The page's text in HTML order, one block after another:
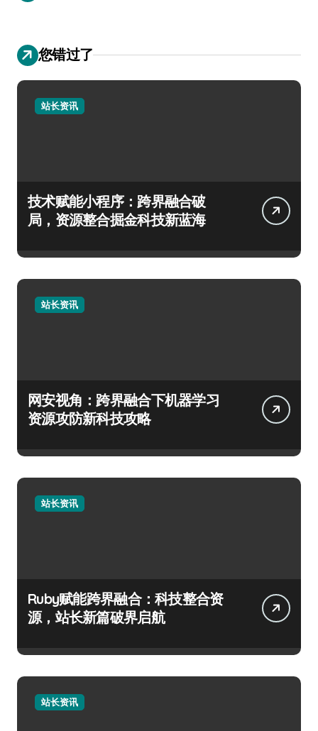
您错过了
站长资讯
技术赋能小程序：跨界融合破
局，资源整合掘金科技新蓝海
站长资讯
网安视角：跨界融合下机器学习
资源攻防新科技攻略
站长资讯
Ruby赋能跨界融合：科技整合资
源，站长新篇破界启航
站长资讯